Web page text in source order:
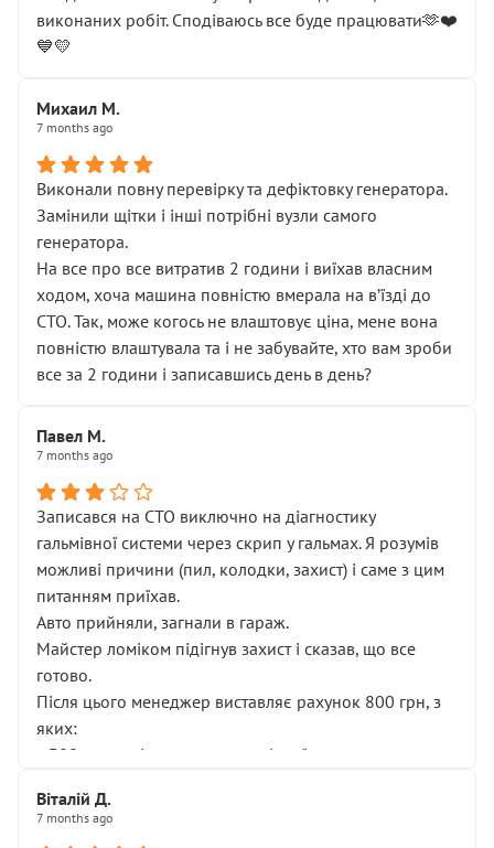
виконаних робіт. Сподіваюсь все буде працювати🫶❤️
💙💛
Михаил М.
7 months ago
Виконали повну перевірку та дефіктовку генератора.
Замінили щітки і інші потрібні вузли самого
генератора.
На все про все витратив 2 години і виїхав власним
ходом, хоча машина повністю вмерала на вʼїзді до
СТО. Так, може когось не влаштовує ціна, мене вона
повністю влаштувала та і не забувайте, хто вам зроби
все за 2 години і записавшись день в день?
Павел М.
7 months ago
Записався на СТО виключно на діагностику
гальмівної системи через скрип у гальмах. Я розумів
можливі причини (пил, колодки, захист) і саме з цим
питанням приїхав.
Авто прийняли, загнали в гараж.
Майстер ломіком підігнув захист і сказав, що все
готово.
Після цього менеджер виставляє рахунок 800 грн, з
яких:
• 300 грн — діагностика гальмівної системи
НЕ погоджував
Віталій Д.
7 months ago